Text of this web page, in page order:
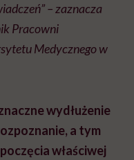
– zaznacza
Pracowni
Medycznego w
wydłużenie
a tym
właściwej